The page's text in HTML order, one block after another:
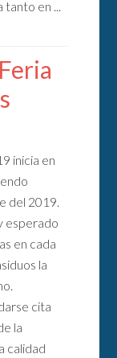
en ...
inicia en
del 2019.
esperado
en cada
la
cita
la
calidad